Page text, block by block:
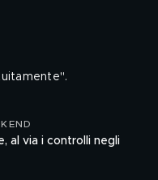
al via i controlli negli